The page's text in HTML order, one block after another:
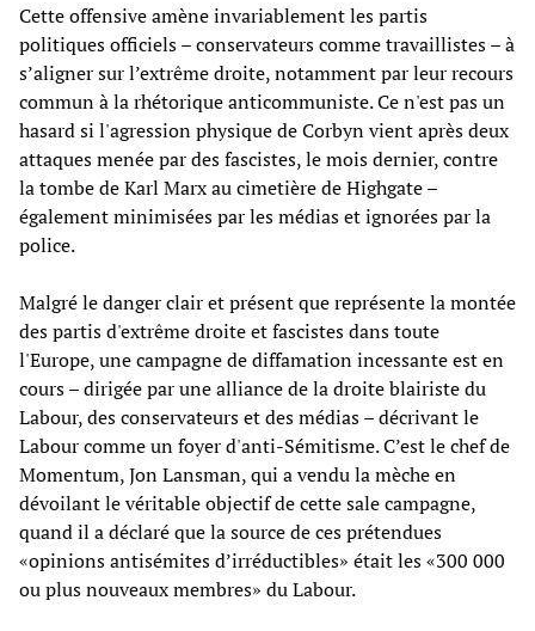
Cette offensive amène invariablement les partis
politiques officiels – conservateurs comme travaillistes – à
s’aligner sur l’extrême droite, notamment par leur recours
commun à la rhétorique anticommuniste. Ce n'est pas un
hasard si l'agression physique de Corbyn vient après deux
attaques menée par des fascistes, le mois dernier, contre
la tombe de Karl Marx au cimetière de Highgate –
également minimisées par les médias et ignorées par la
police.
Malgré le danger clair et présent que représente la montée
des partis d'extrême droite et fascistes dans toute
l'Europe, une campagne de diffamation incessante est en
cours – dirigée par une alliance de la droite blairiste du
Labour, des conservateurs et des médias – décrivant le
Labour comme un foyer d'anti-Sémitisme. C’est le chef de
Momentum, Jon Lansman, qui a vendu la mèche en
dévoilant le véritable objectif de cette sale campagne,
quand il a déclaré que la source de ces prétendues
«opinions antisémites d’irréductibles» était les «300 000
ou plus nouveaux membres» du Labour.